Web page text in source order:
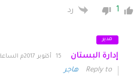
1 رد
مدير
إدارة البستان 15 أكتوبر 2017م الساعة 20:31
Reply to هاجر